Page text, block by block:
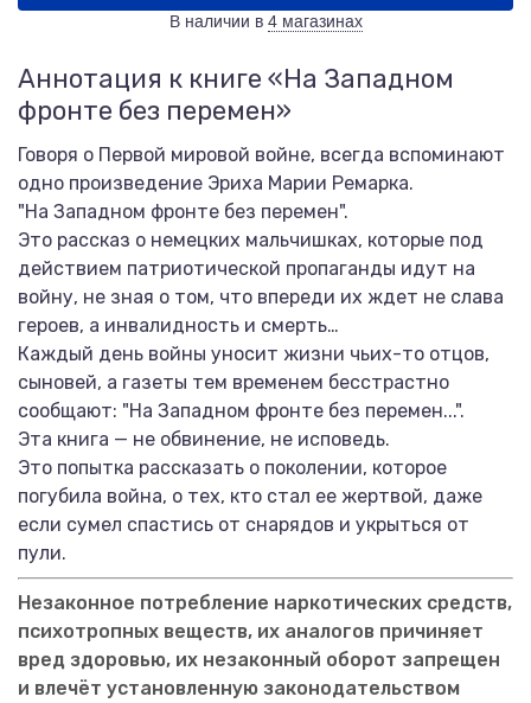
В наличии в 4 магазинах
Аннотация к книге «На Западном
фронте без перемен»
Говоря о Первой мировой войне, всегда вспоминают
одно произведение Эриха Марии Ремарка.
"На Западном фронте без перемен".
Это рассказ о немецких мальчишках, которые под
действием патриотической пропаганды идут на
войну, не зная о том, что впереди их ждет не слава
героев, а инвалидность и смерть…
Каждый день войны уносит жизни чьих-то отцов,
сыновей, а газеты тем временем бесстрастно
сообщают: "На Западном фронте без перемен...".
Эта книга — не обвинение, не исповедь.
Это попытка рассказать о поколении, которое
погубила война, о тех, кто стал ее жертвой, даже
если сумел спастись от снарядов и укрыться от
пули.
Незаконное потребление наркотических средств,
психотропных веществ, их аналогов причиняет
вред здоровью, их незаконный оборот запрещен
и влечёт установленную законодательством